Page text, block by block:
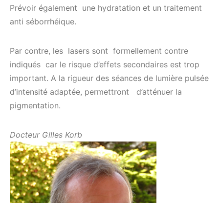
Prévoir également une hydratation et un traitement
anti séborrhéique.
Par contre, les lasers sont formellement contre
indiqués car le risque d’effets secondaires est trop
important. A la rigueur des séances de lumière pulsée
d’intensité adaptée, permettront d’atténuer la
pigmentation.
Docteur Gilles Korb